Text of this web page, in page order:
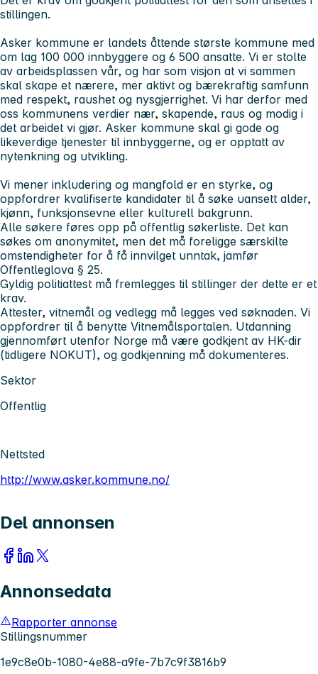
stillingen.
Asker kommune er landets åttende største kommune med
om lag 100 000 innbyggere og 6 500 ansatte. Vi er stolte
av arbeidsplassen vår, og har som visjon at vi sammen
skal skape et nærere, mer aktivt og bærekraftig samfunn
med respekt, raushet og nysgjerrighet. Vi har derfor med
oss kommunens verdier nær, skapende, raus og modig i
det arbeidet vi gjør. Asker kommune skal gi gode og
likeverdige tjenester til innbyggerne, og er opptatt av
nytenkning og utvikling.
Vi mener inkludering og mangfold er en styrke, og
oppfordrer kvalifiserte kandidater til å søke uansett alder,
kjønn, funksjonsevne eller kulturell bakgrunn.
Alle søkere føres opp på offentlig søkerliste. Det kan
søkes om anonymitet, men det må foreligge særskilte
omstendigheter for å få innvilget unntak, jamfør
Offentleglova § 25.
Gyldig politiattest må fremlegges til stillinger der dette er et
krav.
Attester, vitnemål og vedlegg må legges ved søknaden. Vi
oppfordrer til å benytte Vitnemålsportalen. Utdanning
gjennomført utenfor Norge må være godkjent av HK-dir
(tidligere NOKUT), og godkjenning må dokumenteres.
Sektor
Offentlig
Nettsted
http://www.asker.kommune.no/
Del annonsen
Annonsedata
Rapporter annonse
Stillingsnummer
1e9c8e0b-1080-4e88-a9fe-7b7c9f3816b9